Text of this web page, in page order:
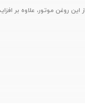
این روغن موتور، علاوه